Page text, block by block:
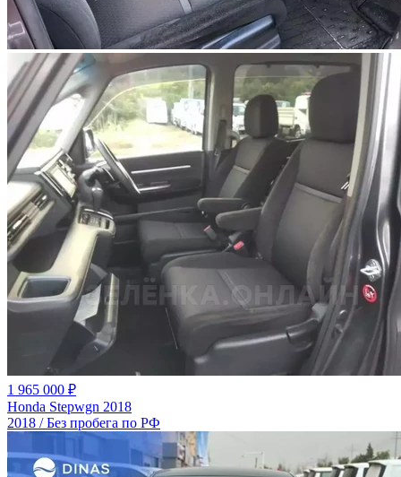
1 965 000 ₽
Honda Stepwgn 2018
2018 / Без пробега по РФ